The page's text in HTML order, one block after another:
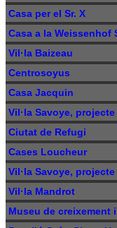
Casa per el Sr. X
Casa a la Weissenhof
Vil·la Baizeau
Centrosoyus
Casa Jacquin
Vil·la Savoye,
Ciutat de Refugi
Cases Loucheur
Vil·la Savoye,
Vil·la Mandrot
Museu de creixement